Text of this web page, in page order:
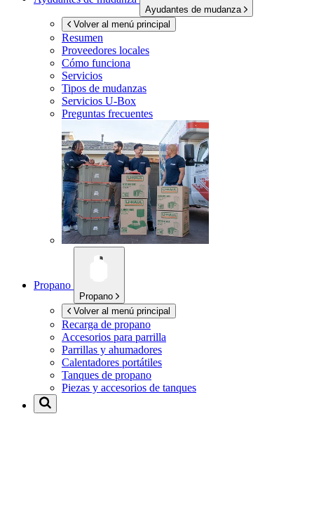
Ayudantes de mudanza
Volver al menú principal
Resumen
Proveedores locales
Cómo funciona
Servicios
Tipos de mudanzas
Servicios U-Box
Preguntas frecuentes
Propano
Propano
Volver al menú principal
Recarga de propano
Accesorios para parrilla
Parrillas y ahumadores
Calentadores portátiles
Tanques de propano
Piezas y accesorios de tanques